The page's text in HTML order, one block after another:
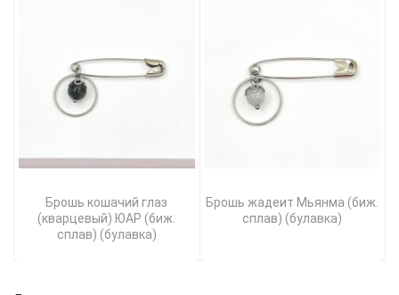
Брошь кошачий глаз
(кварцевый) ЮАР (биж.
сплав) (булавка)
Брошь жадеит Мьянма (биж.
сплав) (булавка)